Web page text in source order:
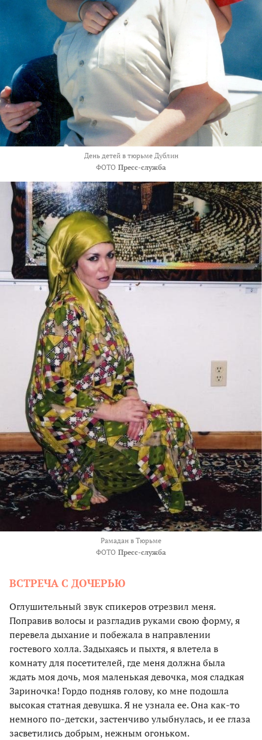
День детей в тюрьме Дублин
ФОТО Пресс-служба
Рамадан в Тюрьме
ФОТО Пресс-служба
ВСТРЕЧА С ДОЧЕРЬЮ
Оглушительный звук спикеров отрезвил меня.
Поправив волосы и разгладив руками свою форму, я
перевела дыхание и побежала в направлении
гостевого холла. Задыхаясь и пыхтя, я влетела в
комнату для посетителей, где меня должна была
ждать моя дочь, моя маленькая девочка, моя сладкая
Зариночка! Гордо подняв голову, ко мне подошла
высокая статная девушка. Я не узнала ее. Она как-то
немного по-детски, застенчиво улыбнулась, и ее глаза
засветились добрым, нежным огоньком.